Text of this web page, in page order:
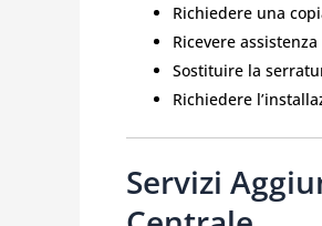
Richiedere una
Ricevere
Sostituire la
Richiedere
Servizi